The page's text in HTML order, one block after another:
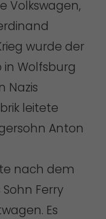
Volkswagen,
wurde der
Wolfsburg
Nazis
leitete
Anton
nach dem
Ferry
Es